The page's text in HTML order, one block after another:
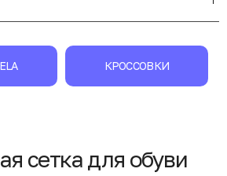
КРОССОВКИ
сетка для обуви